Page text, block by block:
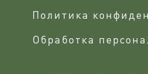
Политика
Обработка